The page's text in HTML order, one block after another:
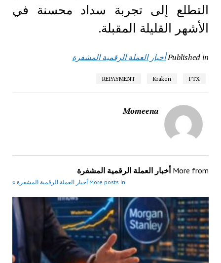
التطلع إلى تجربة سداد محسنة في
الأشهر القليلة المقبلة.
Published inأخبار العملة الرقمية المشفرة
FTX
Kraken
REPAYMENT
Momeena
More from أخبار العملة الرقمية المشفرة
More posts in أخبار العملة الرقمية المشفرة »